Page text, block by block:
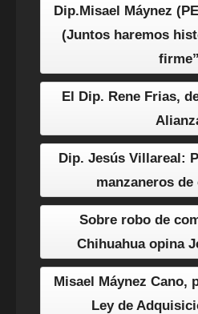
Dip.Misael Máynez
(Juntos haremos
firme”
El Dip. Rene Frias,
Dip. Jesús Villareal:
manzaneros de
Sobre robo de
Chihuahua opina
Misael Máynez Cano,
Ley de